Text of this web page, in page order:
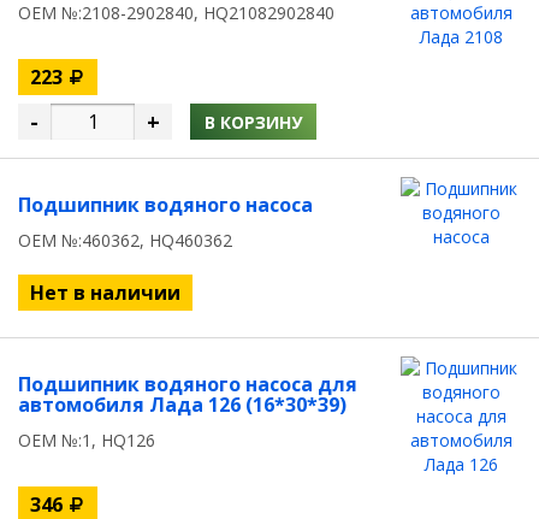
OEM №:2108-2902840, HQ21082902840
223
- + В КОРЗИНУ
Подшипник водяного насоса
OEM №:460362, HQ460362
Нет в наличии
Подшипник водяного насоса для
автомобиля Лада 126 (16*30*39)
OEM №:1, HQ126
346